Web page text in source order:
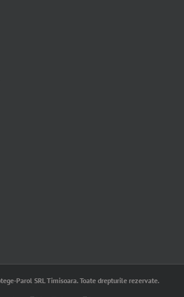
Parol SRL Timisoara. Toate drepturile rezervate.